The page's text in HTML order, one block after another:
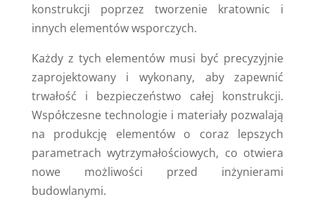
konstrukcji poprzez tworzenie kratownic i
innych elementów wsporczych.
Każdy z tych elementów musi być precyzyjnie
zaprojektowany i wykonany, aby zapewnić
trwałość i bezpieczeństwo całej konstrukcji.
Współczesne technologie i materiały pozwalają
na produkcję elementów o coraz lepszych
parametrach wytrzymałościowych, co otwiera
nowe możliwości przed inżynierami
budowlanymi.